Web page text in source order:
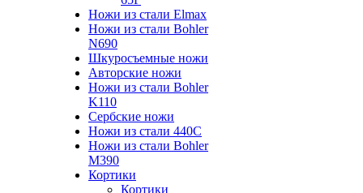
Ножи из стали Elmax
Ножи из стали Bohler
N690
Шкуросъемные ножи
Авторские ножи
Ножи из стали Bohler
K110
Сербские ножи
Ножи из стали 440С
Ножи из стали Bohler
M390
Кортики
Кортики